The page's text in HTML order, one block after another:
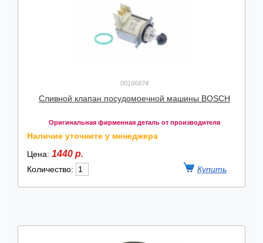
00166874
Сливной клапан посудомоечной машины BOSCH
Оригинальная фирменная деталь от производителя
Наличие уточните у менеджера
Цена: 1440 р.
Количество: